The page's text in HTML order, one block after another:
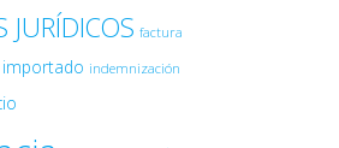
JURÍDICOS factura
importado indemnización